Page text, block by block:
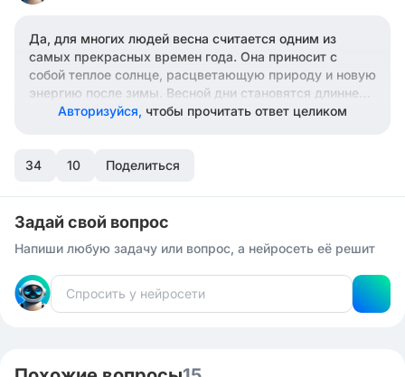
Да, для многих людей весна считается одним из
самых прекрасных времен года. Она приносит с
собой теплое солнце, расцветающую природу и новую
энергию после зимы. Весной дни становятся длиннее,
погода приятнее, а цветы начинают расцветать,
радостно наслаждаются всеми прелестями весны.
Авторизуйся, чтобы прочитать ответ целиком
34 10 Поделиться
Задай свой вопрос
Напиши любую задачу или вопрос, а нейросеть её решит